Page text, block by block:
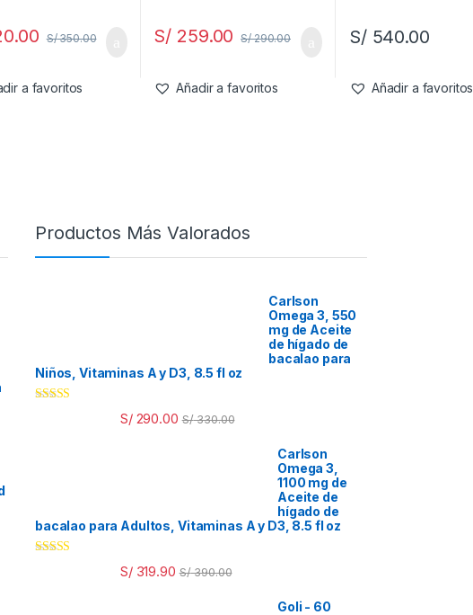
S/350.00
a favoritos
S/ 259.00 S/290.00
Añadir a favoritos
S/540.00
Añadir a favoritos
Productos Más Valorados
Carlson
Omega 3, 550
mg de Aceite
de hígado de
bacalao para
Niños, Vitaminas A y D3, 8.5 fl oz
S/290.00 S/330.00
Carlson
Omega 3,
1100 mg de
Aceite de
hígado de
bacalao para Adultos, Vitaminas A y D3, 8.5 fl oz
S/319.90 S/390.00
Goli - 60